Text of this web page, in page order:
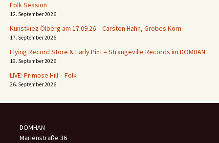
Folk Session
12. September 2026
Kunstkiez Ölberg am 17.09.26 – Carsten Hahn, Grobes Korn
17. September 2026
Flying Record Store & Early Pint – Strangeville Records im DOMHAN
19. September 2026
LIVE: Primose Hill – Folk
26. September 2026
DOMHAN
Marienstraße 36